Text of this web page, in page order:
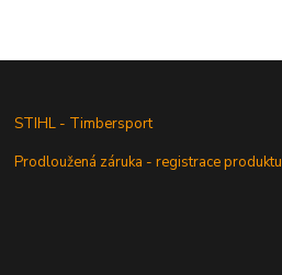
STIHL - Timbersport
Prodloužená záruka - registrace produktu